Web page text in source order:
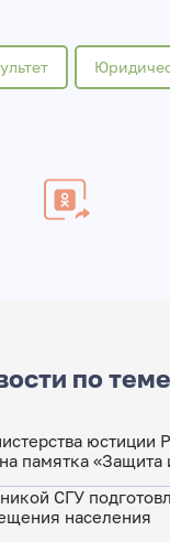
по
юстиции
памятка «Защита
СГУ
населения